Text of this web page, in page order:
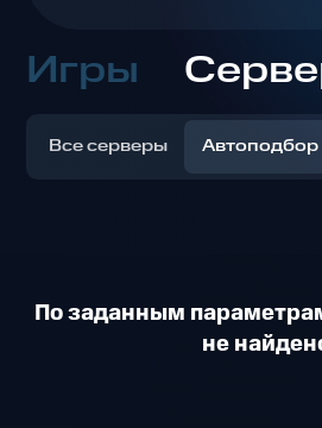
Игры
Все серверы Автоподбор
По заданным
не